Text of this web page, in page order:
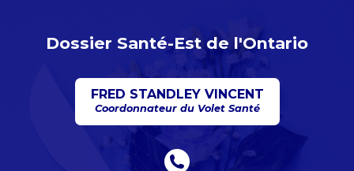
Dossier Santé-Est de l'Ontario
FRED STANDLEY VINCENT
Coordonnateur du Volet Santé